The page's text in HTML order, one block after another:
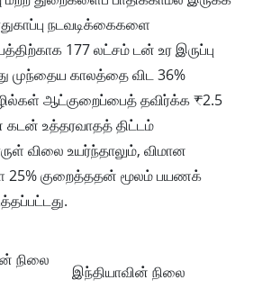
நடவடிக்கைகளை
177 லட்சம் டன் உர இருப்பு
முந்தைய காலத்தை விட 36%
ஆட்குறைப்பைத் தவிர்க்க ₹2.5
கடன் உத்தரவாதத் திட்டம்
விலை உயர்ந்தாலும், விமான
குறைத்ததன் மூலம் பயணக்
நிலை
இந்தியாவின் நிலை